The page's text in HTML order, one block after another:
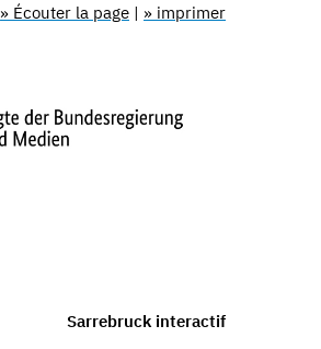
» Écouter la page | » imprimer
Sarrebruck interactif